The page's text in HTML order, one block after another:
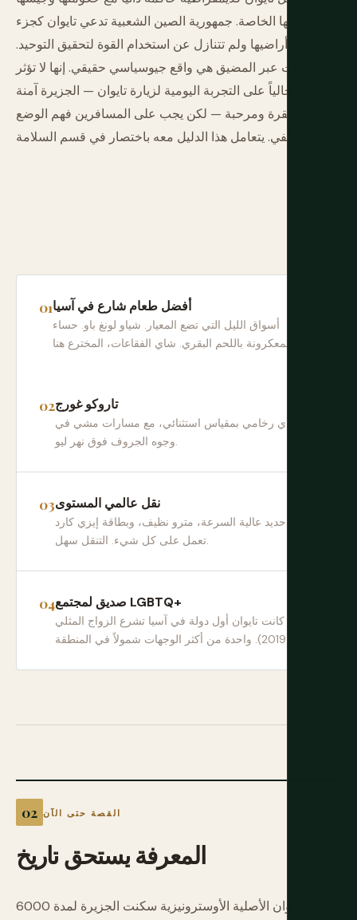
ومؤسساتها الخاصة. جمهورية الصين الشعبية تدعي تايوان كجزء
من أراضيها ولم تتنازل عن استخدام القوة لتحقيق التوحيد.
التوترات عبر المضيق هي واقع جيوسياسي حقيقي. إنها لا تؤثر
حالياً على التجربة اليومية لزيارة تايوان — الجزيرة آمنة
ومستقرة ومرحبة — لكن يجب على المسافرين فهم الوضع
أفضل طعام شارع في آسيا
أسواق الليل التي تضع المعيار. شياو لونغ باو. حساء
تاروكو غورج
وادي رخامي بمقياس استثنائي، مع مسارات مشي في
وجوه الجروف فوق نهر ليو.
نقل عالمي المستوى
سكة حديد عالية السرعة، مترو نظيف، وبطاقة إيزي كارد
تعمل على كل شيء. التنقل سهل.
صديق لمجتمع LGBTQ+
كانت تايوان أول دولة في آسيا تشرع الزواج المثلي
القصة حتى الآن
تاريخيستحقالمعرفة
شعوب تايوان الأصلية الأوسترونيزية سكنت الجزيرة لمدة 6000